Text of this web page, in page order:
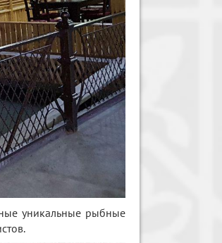
уникальные рыбные